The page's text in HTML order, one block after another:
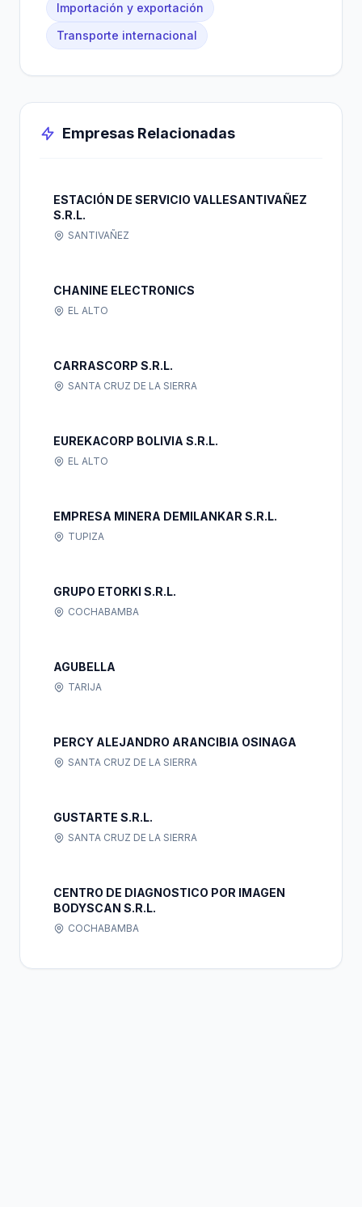
Importación y exportación
Transporte internacional
Empresas Relacionadas
ESTACIÓN DE SERVICIO VALLESANTIVAÑEZ
S.R.L.
SANTIVAÑEZ
CHANINE ELECTRONICS
EL ALTO
CARRASCORP S.R.L.
SANTA CRUZ DE LA SIERRA
EUREKACORP BOLIVIA S.R.L.
EL ALTO
EMPRESA MINERA DEMILANKAR S.R.L.
TUPIZA
GRUPO ETORKI S.R.L.
COCHABAMBA
AGUBELLA
TARIJA
PERCY ALEJANDRO ARANCIBIA OSINAGA
SANTA CRUZ DE LA SIERRA
GUSTARTE S.R.L.
SANTA CRUZ DE LA SIERRA
CENTRO DE DIAGNOSTICO POR IMAGEN
BODYSCAN S.R.L.
COCHABAMBA